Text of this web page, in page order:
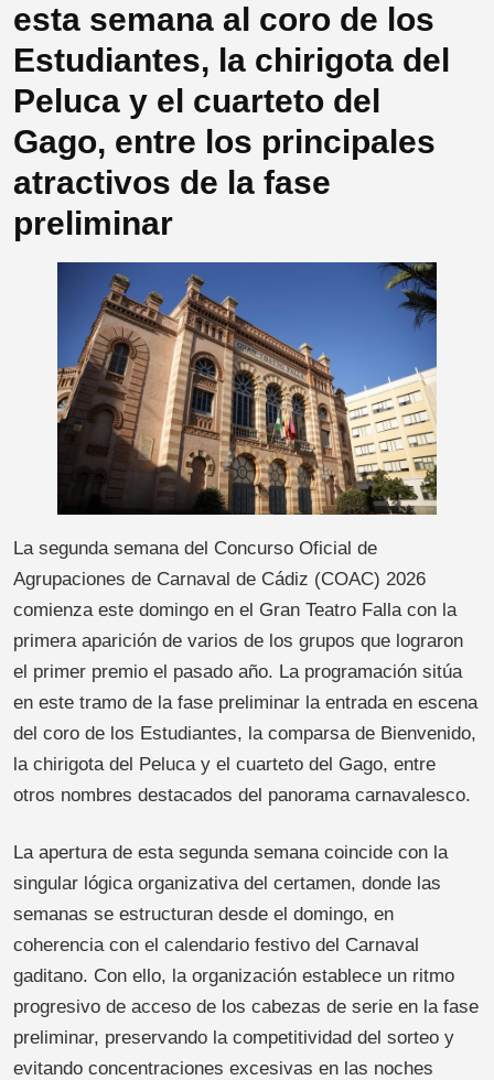
esta semana al coro de los
Estudiantes, la chirigota del
Peluca y el cuarteto del
Gago, entre los principales
atractivos de la fase
preliminar
La segunda semana del Concurso Oficial de
Agrupaciones de Carnaval de Cádiz (COAC) 2026
comienza este domingo en el Gran Teatro Falla con la
primera aparición de varios de los grupos que lograron
el primer premio el pasado año. La programación sitúa
en este tramo de la fase preliminar la entrada en escena
del coro de los Estudiantes, la comparsa de Bienvenido,
la chirigota del Peluca y el cuarteto del Gago, entre
otros nombres destacados del panorama carnavalesco.
La apertura de esta segunda semana coincide con la
singular lógica organizativa del certamen, donde las
semanas se estructuran desde el domingo, en
coherencia con el calendario festivo del Carnaval
gaditano. Con ello, la organización establece un ritmo
progresivo de acceso de los cabezas de serie en la fase
preliminar, preservando la competitividad del sorteo y
evitando concentraciones excesivas en las noches